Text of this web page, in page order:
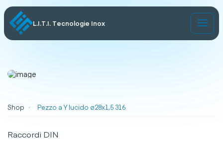
L.I.T.I. Tecnologie Inox
Shop Pezzo a Y lucido ø28x1,5 316
Raccordi DIN